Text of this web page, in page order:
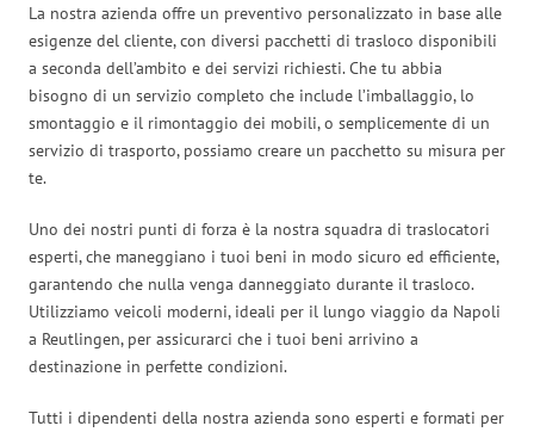
La nostra azienda offre un preventivo personalizzato in base alle
esigenze del cliente, con diversi pacchetti di trasloco disponibili
a seconda dell’ambito e dei servizi richiesti. Che tu abbia
bisogno di un servizio completo che include l’imballaggio, lo
smontaggio e il rimontaggio dei mobili, o semplicemente di un
servizio di trasporto, possiamo creare un pacchetto su misura per
te.
Uno dei nostri punti di forza è la nostra squadra di traslocatori
esperti, che maneggiano i tuoi beni in modo sicuro ed efficiente,
garantendo che nulla venga danneggiato durante il trasloco.
Utilizziamo veicoli moderni, ideali per il lungo viaggio da Napoli
a Reutlingen, per assicurarci che i tuoi beni arrivino a
destinazione in perfette condizioni.
Tutti i dipendenti della nostra azienda sono esperti e formati per